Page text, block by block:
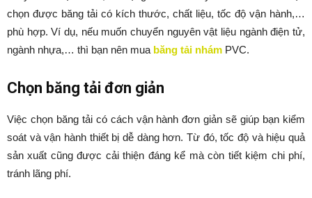
chọn được băng tải có kích thước, chất liệu, tốc độ vận hành,…
phù hợp. Ví dụ, nếu muốn chuyển nguyên vật liệu ngành điện tử,
ngành nhựa,… thì bạn nên mua băng tải nhám PVC.
Chọn băng tải đơn giản
Việc chọn băng tải có cách vận hành đơn giản sẽ giúp bạn kiểm
soát và vận hành thiết bị dễ dàng hơn. Từ đó, tốc độ và hiệu quả
sản xuất cũng được cải thiện đáng kể mà còn tiết kiệm chi phí,
tránh lãng phí.